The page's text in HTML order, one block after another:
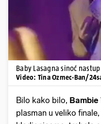
Baby Lasagna sinoć
Video: Tina Ozmec-Ban/
Bilo kako bilo, Bambie
plasman u veliko